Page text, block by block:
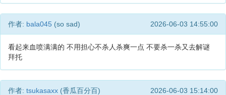
作者: bala045 (so sad) 2026-06-03 14:55:00
看起来血喷满满的 不用担心不杀人杀爽一点 不要杀一杀又去解谜
拜托
作者: tsukasaxx (香瓜百分百) 2026-06-03 15:14:00